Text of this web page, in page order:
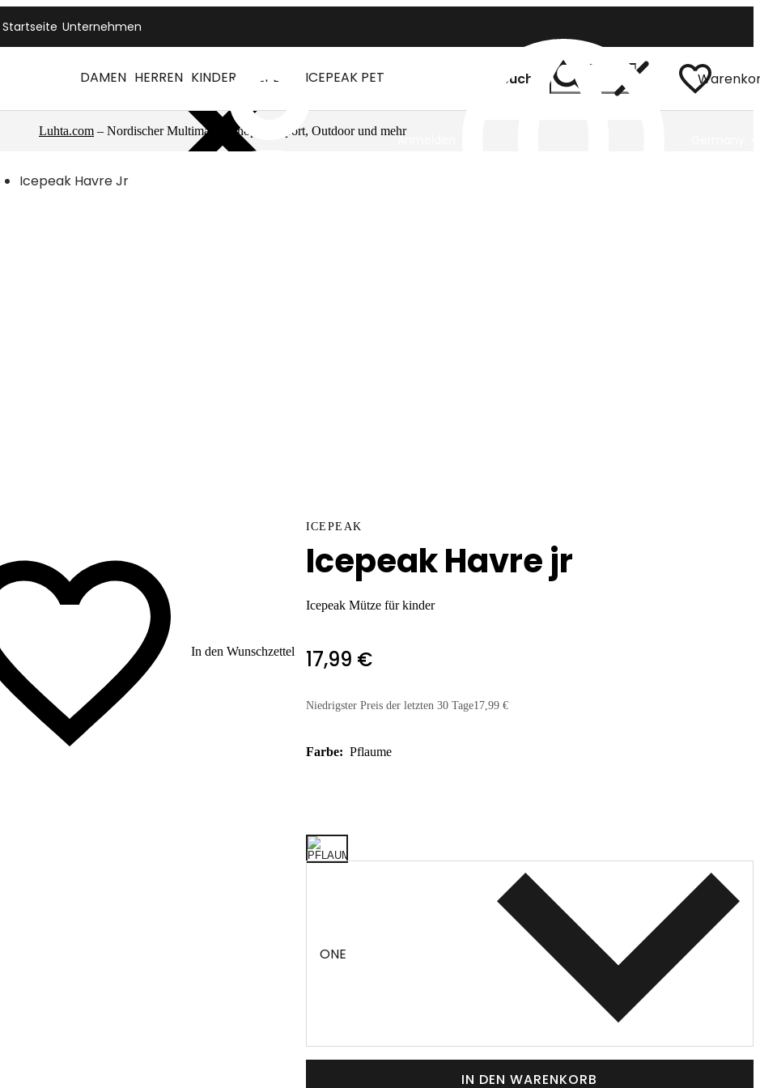
Startseite Unternehmen
Anmelden
DAMEN HERREN KINDER ICEPEAK ICEPEAK PET Suchen
Luhta.com – Nordischer Multimarkenshop für Sport, Outdoor und mehr
Icepeak Havre Jr
In den Wunschzettel
ICEPEAK
Icepeak Havre jr
Icepeak Mütze für kinder
17,99 €
Niedrigster Preis der letzten 30 Tage17,99 €
Farbe: Pflaume
ONE
IN DEN WARENKORB